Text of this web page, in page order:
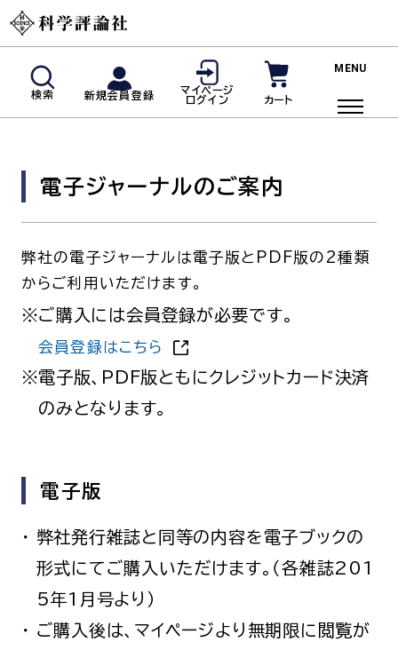
検索 新規会員登録
マイページ
ログイン
カート
新規会員登録
マイページログイン
よくあるご質問
雑誌
腎臓内科・泌尿器科
耳鼻咽喉科 感染症内科
電子ジャーナルのご案内
弊社の電子ジャーナルは電子版とPDF版の2種類
からご利用いただけます。
ご購入には会員登録が必要です。
会員登録はこちら
電子版、PDF版ともにクレジットカード決済
のみとなります。
電子版
弊社発行雑誌と同等の内容を電子ブックの
形式にてご購入いただけます。（各雑誌201
5年1月号より）
ご購入後は、マイページより無期限に閲覧が